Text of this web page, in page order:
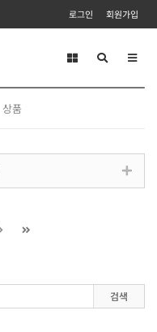
로그인 회원가입
상품
검색